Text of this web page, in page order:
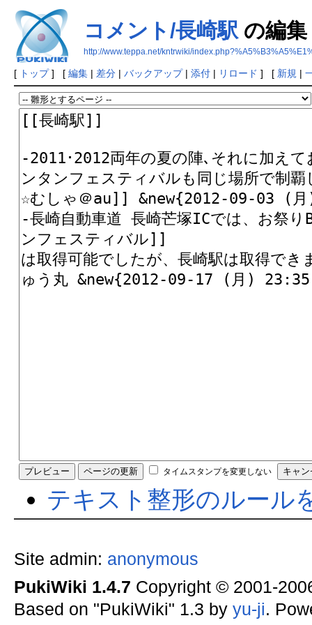
コメント/長崎駅 の編集
http://www.teppa.net/kntrwiki/
[ トップ] [ 編集| 差分| バックアップ| 添付| リロード ] [ 新規 |
タイムスタンプを変更しない
テキスト整形のルール
Site admin: anonymous
PukiWiki 1.4.7 Copyright © 2001-
Based on "PukiWiki" 1.3 by yu-ji.